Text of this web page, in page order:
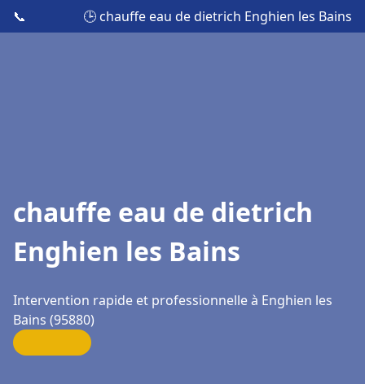
📞 🕒 chauffe eau de dietrich Enghien les Bains
chauffe eau de dietrich
Enghien les Bains
Intervention rapide et professionnelle à Enghien les
Bains (95880)